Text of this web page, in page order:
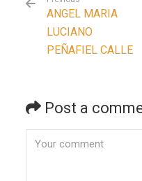
ANGEL MARIA
LUCIANO
PEÑAFIEL CALLE
Post a